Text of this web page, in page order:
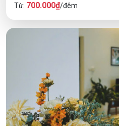
Từ: 700.000₫/đêm